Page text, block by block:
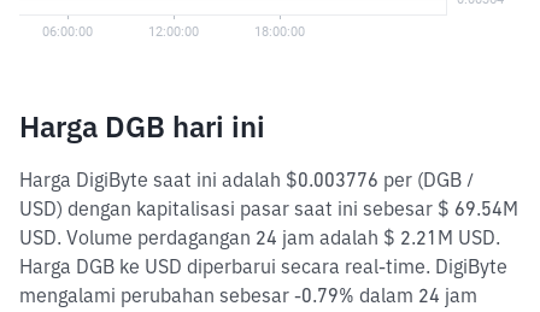
Harga DGB hari ini
Harga DigiByte saat ini adalah $0.003776 per (DGB /
USD) dengan kapitalisasi pasar saat ini sebesar $ 69.54M
USD. Volume perdagangan 24 jam adalah $ 2.21M USD.
Harga DGB ke USD diperbarui secara real-time. DigiByte
mengalami perubahan sebesar -0.79% dalam 24 jam